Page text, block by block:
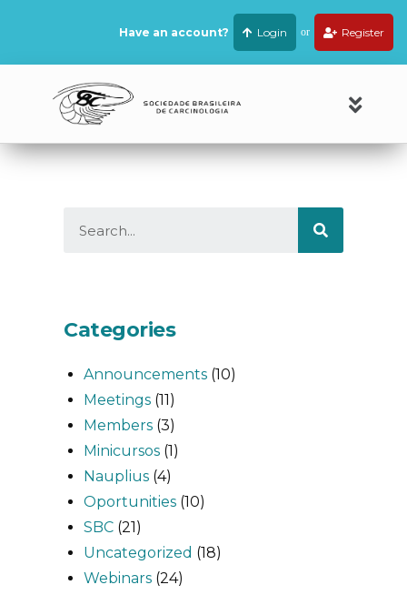
Have an account? Login or Register
Categories
Announcements (10)
Meetings (11)
Members (3)
Minicursos (1)
Nauplius (4)
Oportunities (10)
SBC (21)
Uncategorized (18)
Webinars (24)